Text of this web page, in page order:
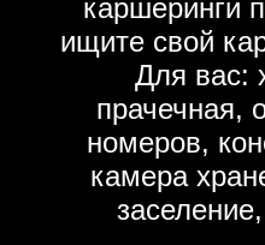
каршеринги
ищите свой
Для вас:
прачечная,
номеров,
камера